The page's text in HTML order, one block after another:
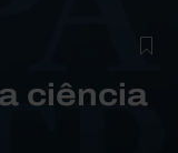
ciência